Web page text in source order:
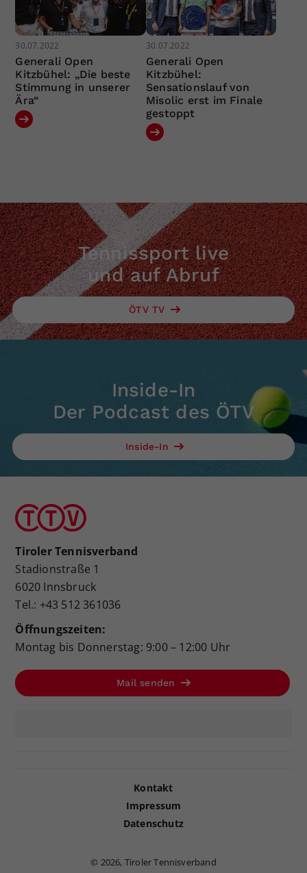
30.07.2022
Generali Open
Kitzbühel: „Die beste
Stimmung in unserer
Ära“
30.07.2022
Generali Open
Kitzbühel:
Sensationslauf von
Misolic erst im Finale
gestoppt
Tennissport live
und auf Abruf
ÖTV TV
Inside-In
Der Podcast des ÖTV
Inside-In
Tiroler Tennisverband
Stadionstraße 1
6020 Innsbruck
Tel.: +43 512 361036
Öffnungszeiten:
Montag bis Donnerstag: 9:00 – 12:00 Uhr
Mail senden
Kontakt
Impressum
Datenschutz
© 2026, Tiroler Tennisverband